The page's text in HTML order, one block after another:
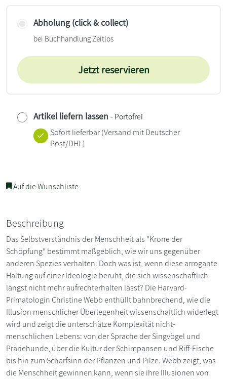
Abholung (click & collect)
bei Buchhandlung Zeitlos
Jetzt reservieren
Artikel liefern lassen - Portofrei
Sofort lieferbar(Versand mit Deutscher
Post/DHL)
Auf die Wunschliste
Beschreibung
Das Selbstverständnis der Menschheit als "Krone der
Schöpfung" bestimmt maßgeblich, wie wir uns gegenüber
anderen Spezies verhalten. Doch was ist, wenn diese arrogante
Haltung auf einer Ideologie beruht, die sich wissenschaftlich
längst nicht mehr aufrechterhalten lässt? Die Harvard-
Primatologin Christine Webb enthüllt bahnbrechend, wie die
Illusion menschlicher Überlegenheit wissenschaftlich widerlegt
wird und zeigt die unterschätze Komplexität nicht-
menschlichen Lebens: von der Sprache der Singvögel und
Präriehunde, über die Kultur der Schimpansen und Riff-Fische
bis hin zum Scharfsinn der Pflanzen und Pilze. Webb zeigt, was
die Menschheit gewinnen kann, wenn sie ihre Illusionen von